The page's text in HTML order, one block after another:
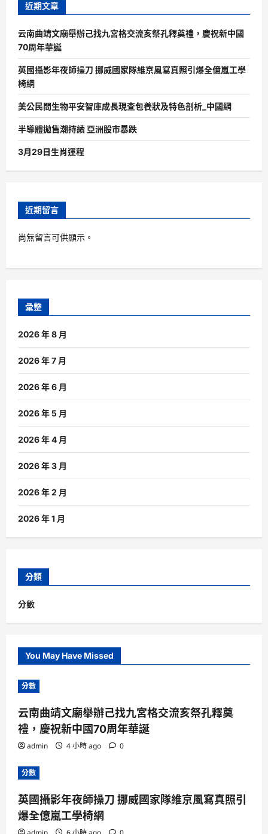
近期文章
云南曲靖文廟舉辦己找九宮格交流亥祭孔釋奠禮，慶祝新中國
70周年華誕
英國攝影年夜師操刀 挪威國家隊維京風寫真照引爆全億嵐工學
椅網
美公民間生物平安智庫成長現查包養狀及特色剖析_中國網
半導體拋售潮持續 亞洲股市暴跌
3月29日生肖運程
近期留言
尚無留言可供顯示。
彙整
2026 年 8 月
2026 年 7 月
2026 年 6 月
2026 年 5 月
2026 年 4 月
2026 年 3 月
2026 年 2 月
2026 年 1 月
分類
分數
You May Have Missed
分數
云南曲靖文廟舉辦己找九宮格交流亥祭孔釋奠
禮，慶祝新中國70周年華誕
admin 4 小時 ago 0
分數
英國攝影年夜師操刀 挪威國家隊維京風寫真照引
爆全億嵐工學椅網